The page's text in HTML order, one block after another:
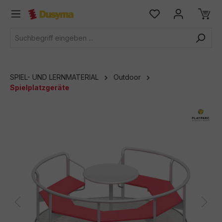
springen
SPIEL- UND LERNMATERIAL
Outdoor
Spielplatzgeräte